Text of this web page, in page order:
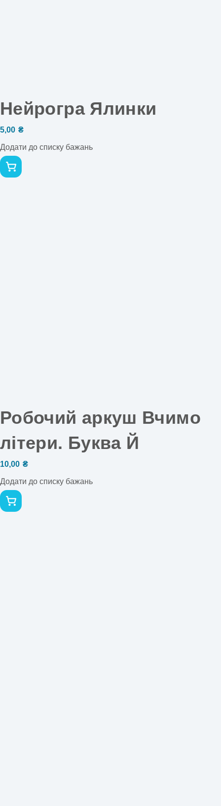
Нейрогра Ялинки
5,00 ₴
Додати до списку бажань
Робочий аркуш Вчимо
літери. Буква Й
10,00 ₴
Додати до списку бажань